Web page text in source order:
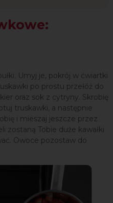
Umyj je, pokrój w ćwiartki
po prostu przełóż do
oraz sok z cytryny. Skrobię
truskawki, a następnie
i mieszaj jeszcze przez
zostaną Tobie duże kawałki
Owoce pozostaw do